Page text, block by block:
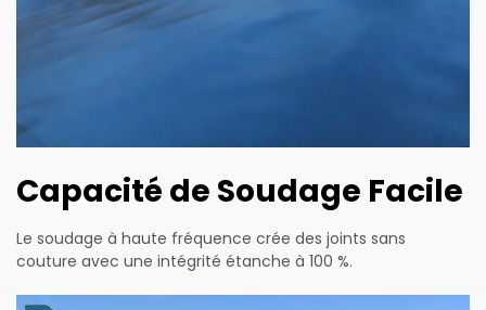
Capacité de Soudage Facile
Le soudage à haute fréquence crée des joints sans
couture avec une intégrité étanche à 100 %.